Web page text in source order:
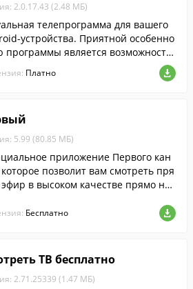
2.0.17.43 (2.48 МБ)
телепрограмма для вашего
устройства. Приятной особенно
программы является возможность
региона и создания списка кана
Платно
5.99 (80.85 МБ)
приложение Первого кан
позволит вам смотреть пря
в высоком качестве прямо на
Бесплатно
ТВ бесплатно
2.71.25339 (1.47 МБ)